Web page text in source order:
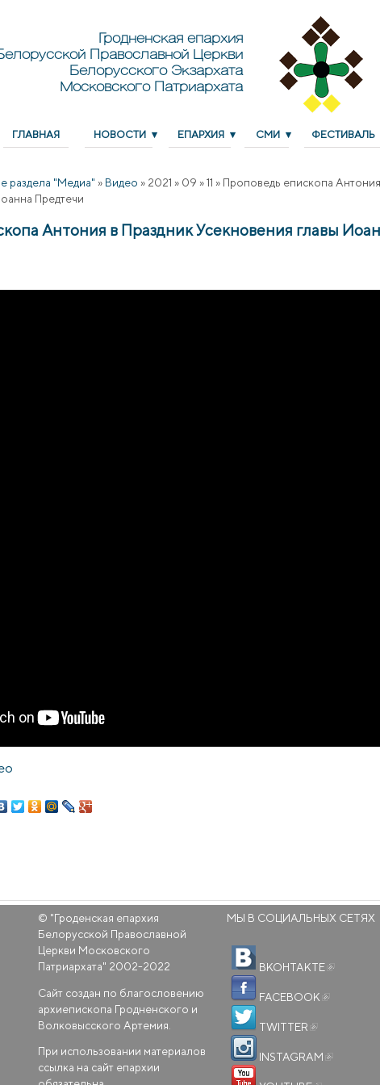
Гродненская епархия
Православной Церкви
Белорусского Экзархата
Московского Патриархата
ГЛАВНАЯ НОВОСТИ ЕПАРХИЯ СМИ ФЕСТИВАЛЬ
раздела "Медиа" » Видео » 2021 » 09 » 11 » Проповедь епископа
Предтечи
Антония в Праздник Усекновения главы
© "Гроденская епархия
Белорусской Православной
Церкви Московского
Патриархата" 2002-2022
Сайт создан по благословению
архиепископа Гродненского и
Волковысского Артемия.
При использовании материалов
ссылка на сайт епархии
МЫ В СОЦИАЛЬНЫХ СЕТЯХ
ВКОНТАКТЕ
(внешняя
FACEBOOK
TWITTER
INSTAGRAM
(внешняя